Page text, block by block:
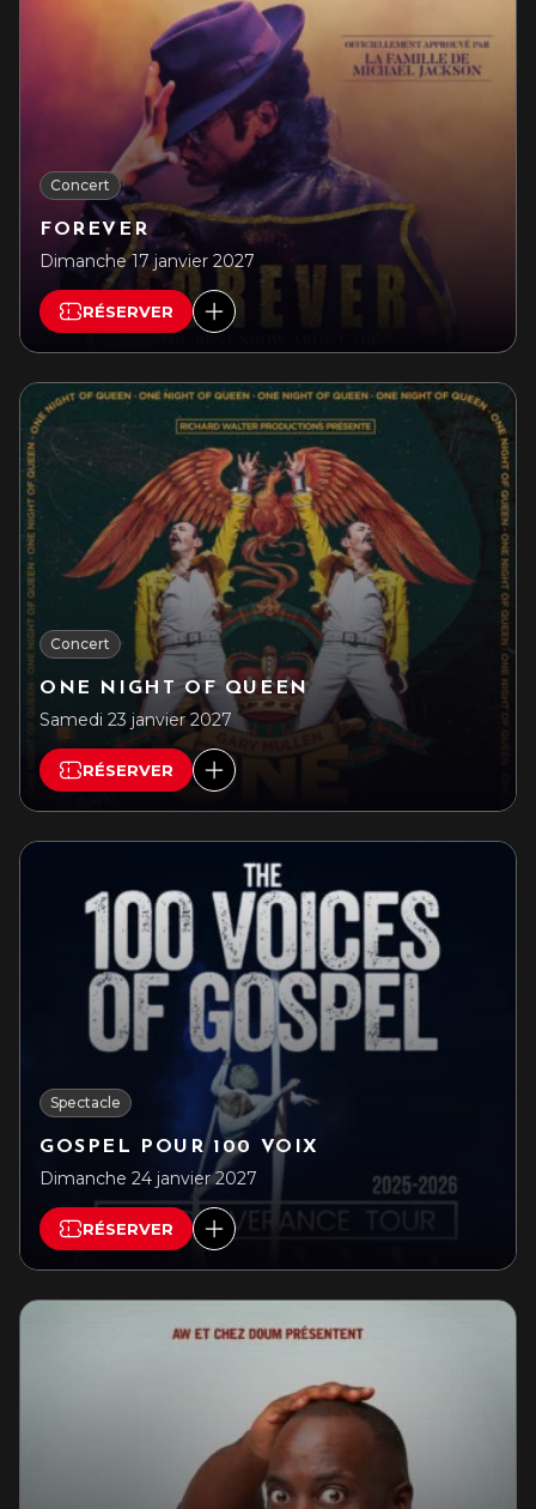
Concert
FOREVER
Dimanche 17 janvier 2027
RÉSERVER
Concert
ONE NIGHT OF QUEEN
Samedi 23 janvier 2027
RÉSERVER
Spectacle
GOSPEL POUR 100 VOIX
Dimanche 24 janvier 2027
RÉSERVER